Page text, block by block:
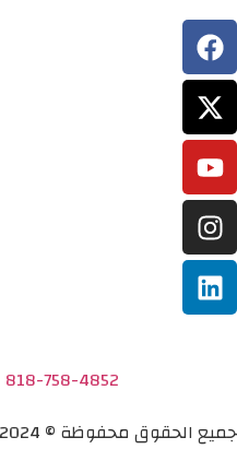
818-758-4852
جميع الحقوق محفوظة © 2024